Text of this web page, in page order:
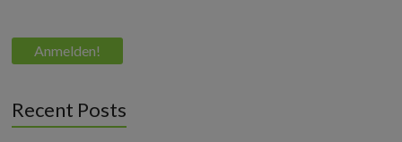
Recent Posts